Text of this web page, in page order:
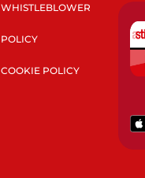
WHISTLEBLOWER
POLICY
COOKIE POLICY